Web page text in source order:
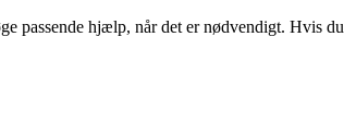
passende hjælp, når det er nødvendigt. Hvis du